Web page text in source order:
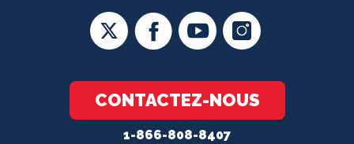
CONTACTEZ-NOUS
1-866-808-8407